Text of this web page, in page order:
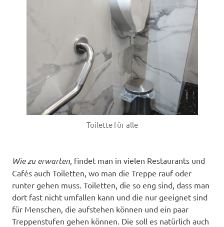
Toilette für alle
Wie zu erwarten , findet man in vielen Restaurants und
Cafés auch Toiletten, wo man die Treppe rauf oder
runter gehen muss. Toiletten, die so eng sind, dass man
dort fast nicht umfallen kann und die nur geeignet sind
für Menschen, die aufstehen können und ein paar
Treppenstufen gehen können. Die soll es natürlich auch